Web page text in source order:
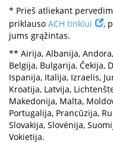
* Prieš atliekant
priklauso ACH tinklui
,
jums grąžintas.
** Airija, Albanija,
Belgija, Bulgarija, Čekija,
Ispanija, Italija, Izraelis,
Kroatija, Latvija,
Makedonija, Malta,
Portugalija, Prancūzija,
Slovakija, Slovėnija,
Vokietija.